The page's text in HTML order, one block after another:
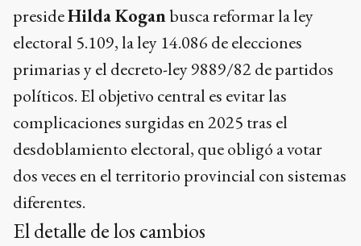
presideHilda Koganbusca reformar la ley
electoral 5.109, la ley 14.086 de elecciones
primarias y el decreto-ley 9889/82 de partidos
políticos. El objetivo central es evitar las
complicaciones surgidas en 2025 tras el
desdoblamiento electoral, que obligó a votar
dos veces en el territorio provincial con sistemas
diferentes.
El detalle de los cambios